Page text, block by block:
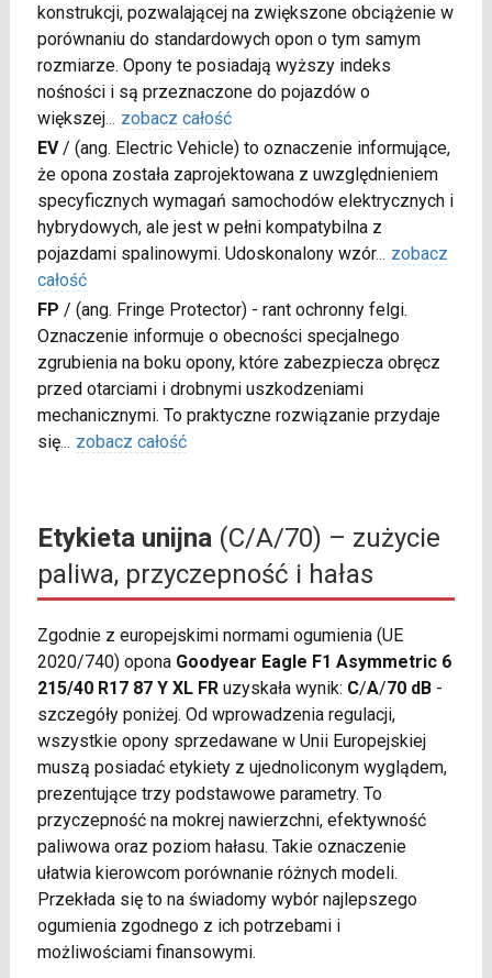
konstrukcji, pozwalającej na zwiększone obciążenie w
porównaniu do standardowych opon o tym samym
rozmiarze. Opony te posiadają wyższy indeks
nośności i są przeznaczone do pojazdów o
większej... zobacz całość
EV/ (ang. Electric Vehicle) to oznaczenie informujące,
że opona została zaprojektowana z uwzględnieniem
specyficznych wymagań samochodów elektrycznych i
hybrydowych, ale jest w pełni kompatybilna z
pojazdami spalinowymi. Udoskonalony wzór... zobacz
całość
FP / (ang. Fringe Protector) - rant ochronny felgi.
Oznaczenie informuje o obecności specjalnego
zgrubienia na boku opony, które zabezpiecza obręcz
przed otarciami i drobnymi uszkodzeniami
mechanicznymi. To praktyczne rozwiązanie przydaje
się... zobacz całość
Etykieta unijna(C/A/70) – zużycie
paliwa, przyczepność i hałas
Zgodnie z europejskimi normami ogumienia (UE
2020/740) opona Goodyear Eagle F1 Asymmetric 6
215/40 R17 87 Y XL FRuzyskała wynik: C/A/70 dB-
szczegóły poniżej. Od wprowadzenia regulacji,
wszystkie opony sprzedawane w Unii Europejskiej
muszą posiadać etykiety z ujednoliconym wyglądem,
prezentujące trzy podstawowe parametry. To
przyczepność na mokrej nawierzchni, efektywność
paliwowa oraz poziom hałasu. Takie oznaczenie
ułatwia kierowcom porównanie różnych modeli.
Przekłada się to na świadomy wybór najlepszego
ogumienia zgodnego z ich potrzebami i
możliwościami finansowymi.